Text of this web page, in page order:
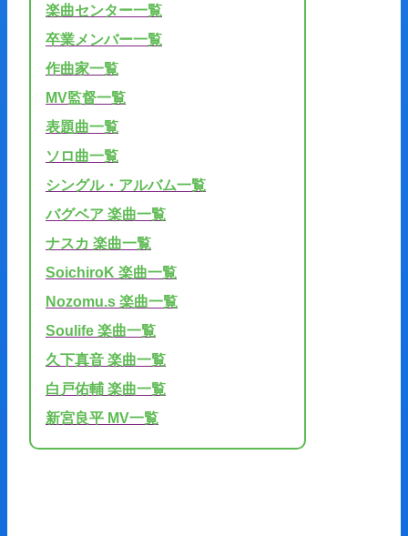
楽曲センター一覧
卒業メンバー一覧
作曲家一覧
MV監督一覧
表題曲一覧
ソロ曲一覧
シングル・アルバム一覧
バグベア 楽曲一覧
ナスカ 楽曲一覧
SoichiroK 楽曲一覧
Nozomu.s 楽曲一覧
Soulife 楽曲一覧
久下真音 楽曲一覧
白戸佑輔 楽曲一覧
新宮良平 MV一覧